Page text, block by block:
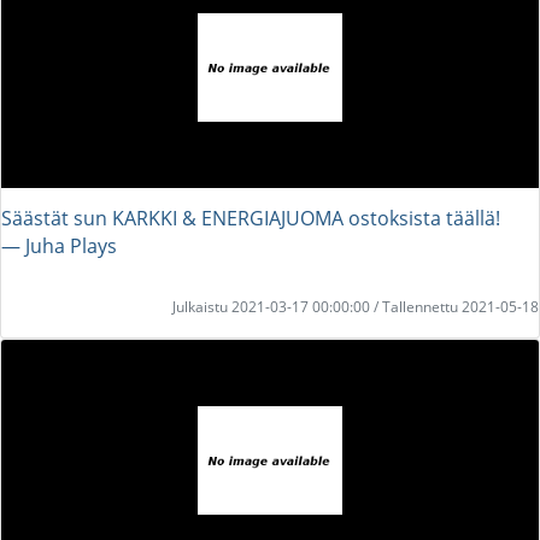
Säästät sun KARKKI & ENERGIAJUOMA ostoksista täällä!
― Juha Plays
Julkaistu 2021-03-17 00:00:00 / Tallennettu 2021-05-18